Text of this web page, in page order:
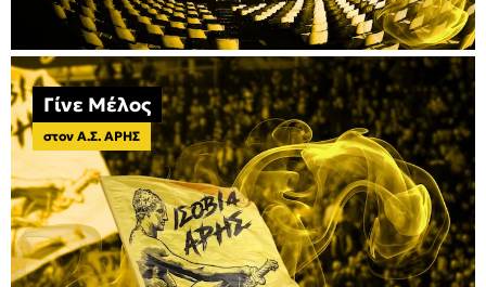
Γίνε Μέλος
στον Α.Σ. ΑΡΗΣ